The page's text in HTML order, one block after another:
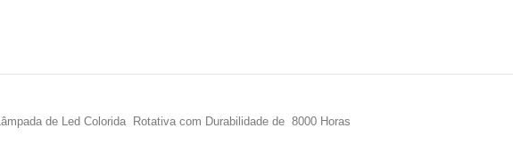
Lâmpada de Led Colorida Rotativa com Durabilidade de 8000 Horas